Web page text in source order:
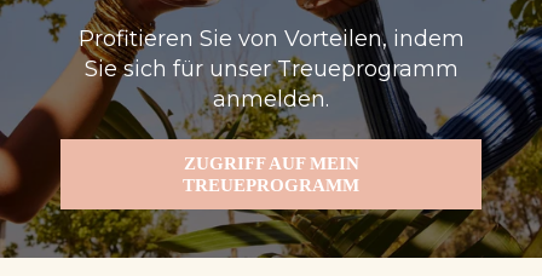
Profitieren Sie von Vorteilen, indem
Sie sich für unser Treueprogramm
anmelden.
ZUGRIFF AUF MEIN
TREUEPROGRAMM